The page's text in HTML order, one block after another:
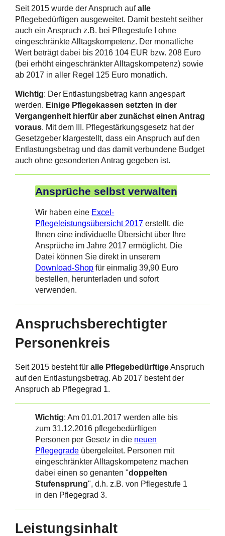
Seit 2015 wurde der Anspruch aufalle
Pflegebedürftigen ausgeweitet. Damit besteht seither
auch ein Anspruch z.B. bei Pflegestufe I ohne
eingeschränkte Alltagskompetenz. Der monatliche
Wert beträgt dabei bis 2016 104 EUR bzw. 208 Euro
(bei erhöht eingeschränkter Alltagskompetenz) sowie
ab 2017 in aller Regel 125 Euro monatlich.
Wichtig: Der Entlastungsbetrag kann angespart
werden. Einige Pflegekassen setzten in der
Vergangenheit hierfür aber zunächst einen Antrag
voraus. Mit dem III. Pflegestärkungsgesetz hat der
Gesetzgeber klargestellt, dass ein Anspruch auf den
Entlastungsbetrag und das damit verbundene Budget
auch ohne gesonderten Antrag gegeben ist.
Ansprüche selbst verwalten
Wir haben eine Excel-
Pflegeleistungsübersicht 2017 erstellt, die
Ihnen eine individuelle Übersicht über Ihre
Ansprüche im Jahre 2017 ermöglicht. Die
Datei können Sie direkt in unserem
Download-Shop für einmalig 39,90 Euro
bestellen, herunterladen und sofort
verwenden.
Anspruchsberechtigter
Personenkreis
Seit 2015 besteht füralle PflegebedürftigeAnspruch
auf den Entlastungsbetrag. Ab 2017 besteht der
Anspruch ab Pflegegrad 1.
Wichtig: Am 01.01.2017 werden alle bis
zum 31.12.2016 pflegebedürftigen
Personen per Gesetz in die neuen
Pflegegrade übergeleitet. Personen mit
eingeschränkter Alltagskompetenz machen
dabei einen so genanten "doppelten
Stufensprung", d.h. z.B. von Pflegestufe 1
in den Pflegegrad 3.
Leistungsinhalt